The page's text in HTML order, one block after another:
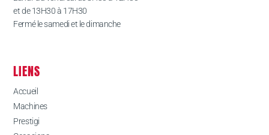
et de 13H30 à 17H30
Fermé le samedi et le dimanche
LIENS
Accueil
Machines
Prestigi